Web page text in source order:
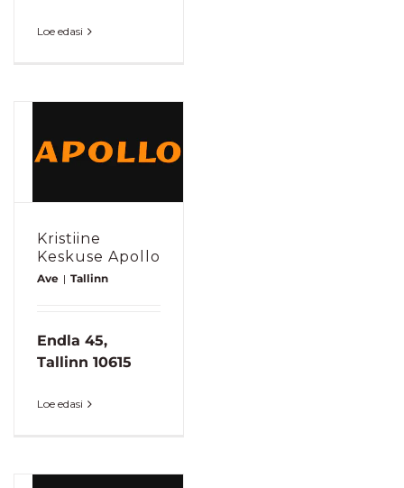
Loe edasi
Kristiine
Keskuse Apollo
Ave | Tallinn
Endla 45,
Tallinn 10615
Loe edasi